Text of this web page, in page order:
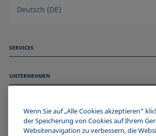
Deutsch (DE)
SERVICES
Technischer Service
UNTERNEHMEN
Stellenangebote
Events
Impressum
WERDE TEIL DER KRÜSS COMMUNITY
Wenn Sie auf „Alle Cookies akzeptieren“
der Speicherung von Cookies auf Ihrem
Websitenavigation zu verbessern, die